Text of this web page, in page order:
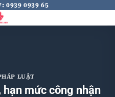
0939 0939 65
LUẬT
mức công nhận